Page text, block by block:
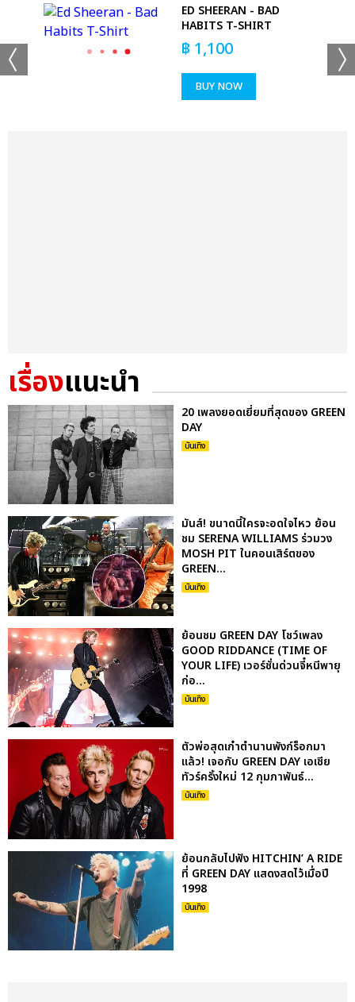
ED SHEERAN - BAD
HABITS T-SHIRT
฿ 1,100
BUY NOW
เรื่องแนะนำ
20 เพลงยอดเยี่ยมที่สุดของ GREEN
DAY
บันเทิง
มันส์! ขนาดนี้ใครจะอดใจไหว ย้อน
ชม SERENA WILLIAMS ร่วมวง
MOSH PIT ในคอนเสิร์ตของ
GREEN...
บันเทิง
ย้อนชม GREEN DAY โชว์เพลง
GOOD RIDDANCE (TIME OF
YOUR LIFE) เวอร์ชั่นด่วนจี๋หนีพายุ
ก่อ...
บันเทิง
ตัวพ่อสุดเก๋าตำนานพังก์ร็อกมา
แล้ว! เจอกับ GREEN DAY เอเชีย
ทัวร์ครั้งใหม่ 12 กุมภาพันธ์...
บันเทิง
ย้อนกลับไปฟัง HITCHIN’ A RIDE
ที่ GREEN DAY แสดงสดไว้เมื่อปี
1998
บันเทิง